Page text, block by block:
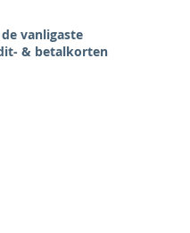
vanligaste
& betalkorten